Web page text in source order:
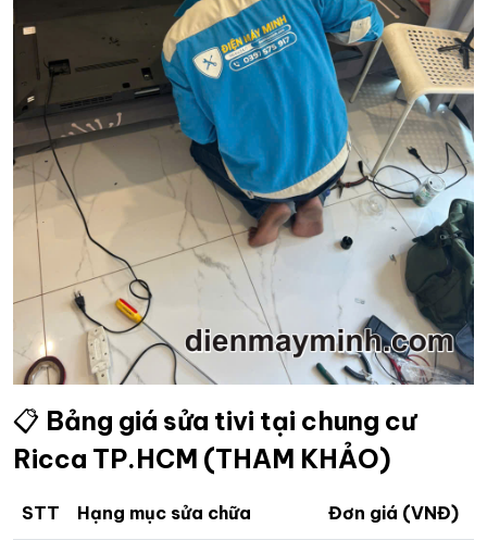
📋 Bảng giá sửa tivi tại chung cư
Ricca TP.HCM (THAM KHẢO)
STT Hạng mục sửa chữa Đơn giá (VNĐ)